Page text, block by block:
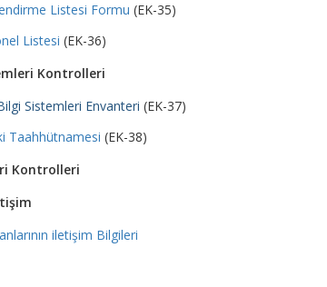
Listesi Formu (EK-35)
Listesi (EK-36)
Kontrolleri
Sistemleri Envanteri (EK-37)
Taahhütnamesi (EK-38)
Kontrolleri
iletişim Bilgileri